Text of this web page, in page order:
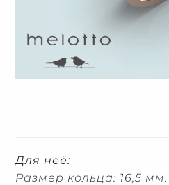
Для неё:
Размер кольца: 16,5 мм.